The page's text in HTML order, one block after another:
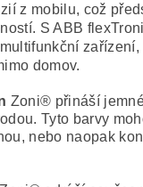
z mobilu, což
S ABB
domov.
Zoni® přináší
Tyto barvy
nebo naopak